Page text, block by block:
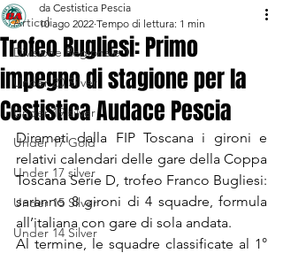
Articoli
Divisione Regionale 1
Under 20 Silver
Under 19 silver
Under 17 Gold
Under 17 silver
Under 15 Silver
Under 14 Silver
Trofeo Bugliesi: Primo
impegno di stagione per la
Cestistica Audace Pescia
da Cestistica Pescia
10 ago 2022 Tempo di lettura: 1 min
Diramati dalla FIP Toscana i gironi e
relativi calendari delle gare della Coppa
Toscana Serie D, trofeo Franco Bugliesi:
saranno 8 gironi di 4 squadre, formula
all’italiana con gare di sola andata.
Al termine, le squadre classificate al 1°